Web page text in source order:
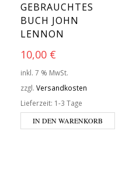
GEBRAUCHTES
BUCH JOHN
LENNON
10,00 €
inkl. 7 % MwSt.
zzgl. Versandkosten
Lieferzeit: 1-3 Tage
IN DEN WARENKORB